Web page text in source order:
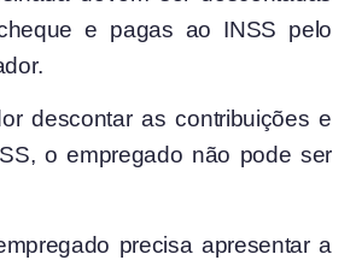
e pagas ao INSS pelo
descontar as contribuições e
o empregado não pode ser
precisa apresentar a